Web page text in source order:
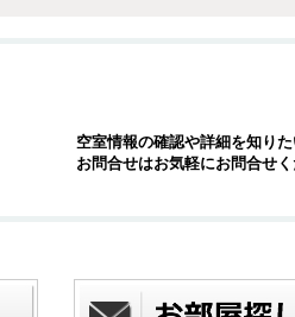
空室情報の確認や詳細を知り
お問合せはお気軽にお問合せく